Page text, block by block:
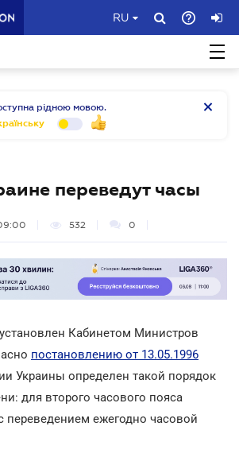
RU
рідною мовою.
переведут часы
532 0
Кабинетом Министров
постановлению от 13.05.1996
Украины определен такой порядок
для второго часового пояса
переведением ежегодно часовой